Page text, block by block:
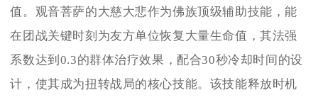
值。观音菩萨的大慈大悲作为佛族顶级辅助技能，能
在团战关键时刻为友方单位恢复大量生命值，其法强
系数达到0.3的群体治疗效果，配合30秒冷却时间的设
计，使其成为扭转战局的核心技能。该技能释放时机